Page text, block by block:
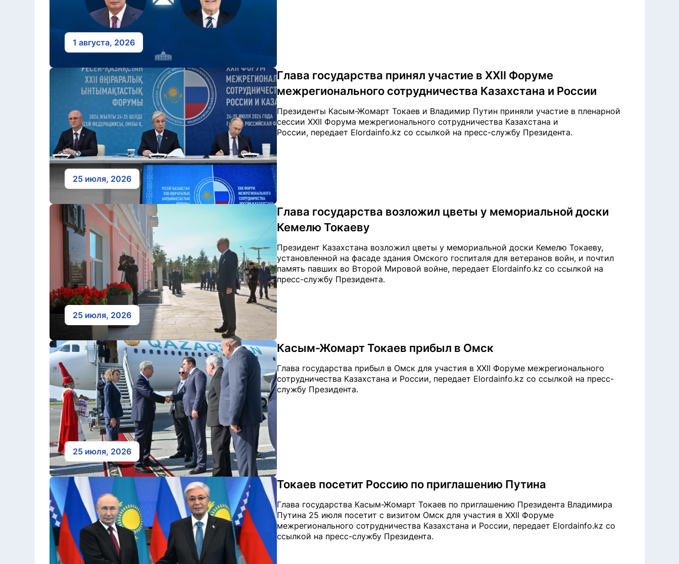
1 августа, 2026
25 июля, 2026
Глава государства принял участие в XXII Форуме
межрегионального сотрудничества Казахстана и России
Президенты Касым-Жомарт Токаев и Владимир Путин приняли участие в пленарной
сессии XXII Форума межрегионального сотрудничества Казахстана и
России, передает Elordainfo.kz со ссылкой на пресс-службу Президента.
25 июля, 2026
Глава государства возложил цветы у мемориальной доски
Кемелю Токаеву
Президент Казахстана возложил цветы у мемориальной доски Кемелю Токаеву,
установленной на фасаде здания Омского госпиталя для ветеранов войн, и почтил
память павших во Второй Мировой войне, передает Elordainfo.kz со ссылкой на
пресс-службу Президента.
25 июля, 2026
Касым-Жомарт Токаев прибыл в Омск
Глава государства прибыл в Омск для участия в XXII Форуме межрегионального
сотрудничества Казахстана и России, передает Elordainfo.kz со ссылкой на пресс-
службу Президента.
Токаев посетит Россию по приглашению Путина
Глава государства Касым-Жомарт Токаев по приглашению Президента Владимира
Путина 25 июля посетит с визитом Омск для участия в XXII Форуме
межрегионального сотрудничества Казахстана и России, передает Elordainfo.kz со
ссылкой на пресс-службу Президента.